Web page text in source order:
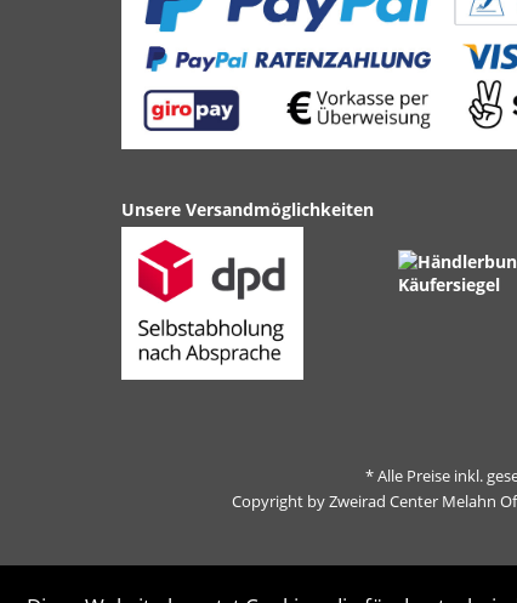
Unsere Versandmöglichkeiten
* Alle Preise inkl.
Copyright by Zweirad Center Melahn